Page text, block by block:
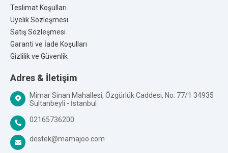
soğumaya bırakıp içindeki suyu döktükten sonra ürünler hijyenik
olarak kullanıma hazır olacaktır.
Markanın Ait Olduğu Ülke:
Üretim Yeri:Türkiye
Teslimat Koşulları
Üyelik Sözleşmesi
Satış Sözleşmesi
Garanti ve İade Koşulları
Gizlilik ve Güvenlik
Adres & İletişim
Mimar Sinan Mahallesi, Özgürlük Caddesi, No: 77/1 34935
Sultanbeyli - İstanbul
02165736200
destek@mamajoo.com